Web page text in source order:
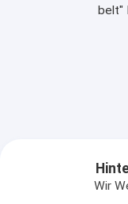
belt"
Wir